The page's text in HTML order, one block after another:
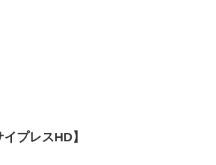
イプレスHD】